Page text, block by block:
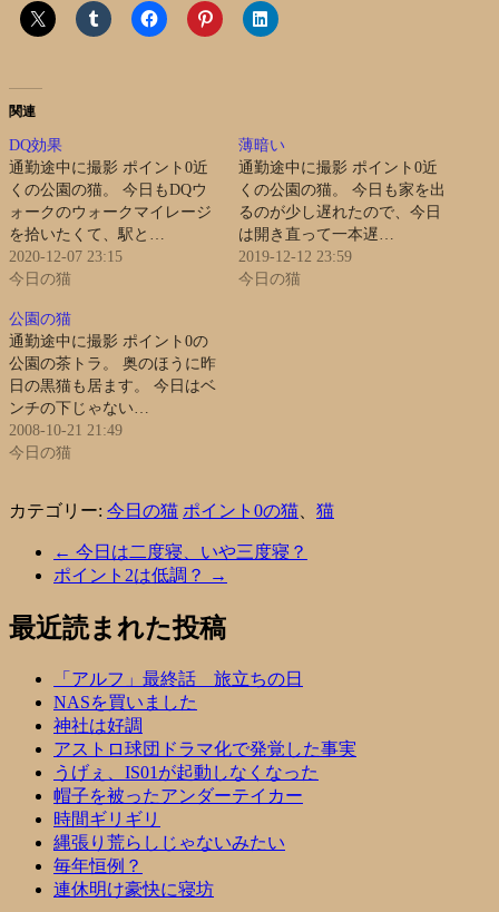
関連
DQ効果
通勤途中に撮影 ポイント0近
くの公園の猫。 今日もDQウ
ォークのウォークマイレージ
を拾いたくて、駅と…
2020-12-07 23:15
今日の猫
薄暗い
通勤途中に撮影 ポイント0近
くの公園の猫。 今日も家を出
るのが少し遅れたので、今日
は開き直って一本遅…
2019-12-12 23:59
今日の猫
公園の猫
通勤途中に撮影 ポイント0の
公園の茶トラ。 奥のほうに昨
日の黒猫も居ます。 今日はベ
ンチの下じゃない…
2008-10-21 21:49
今日の猫
カテゴリー: 今日の猫 ポイント0の猫 猫
← 今日は二度寝、いや三度寝？
ポイント2は低調？
→
最近読まれた投稿
「アルフ」最終話 旅立ちの日
NASを買いました
神社は好調
アストロ球団ドラマ化で発覚した事実
うげぇ、IS01が起動しなくなった
帽子を被ったアンダーテイカー
時間ギリギリ
縄張り荒らしじゃないみたい
毎年恒例？
連休明け豪快に寝坊